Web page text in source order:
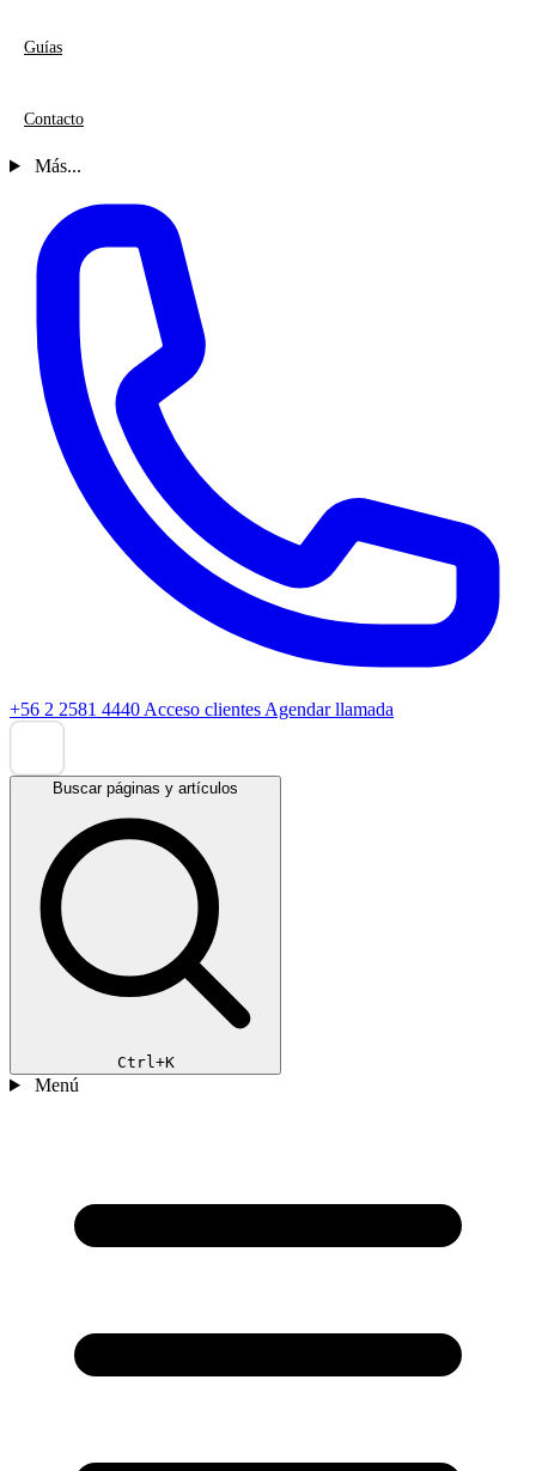
Guías
Contacto
Más...
+56 2 2581 4440 Acceso clientes Agendar llamada
Buscar páginas y artículos
Ctrl+K
Menú